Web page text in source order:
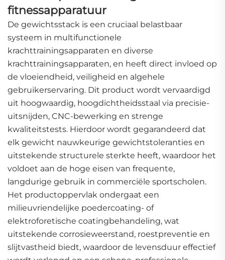
fitnessapparatuur
De gewichtsstack is een cruciaal belastbaar
systeem in multifunctionele
krachttrainingsapparaten en diverse
krachttrainingsapparaten, en heeft direct invloed op
de vloeiendheid, veiligheid en algehele
gebruikerservaring. Dit product wordt vervaardigd
uit hoogwaardig, hoogdichtheidsstaal via precisie-
uitsnijden, CNC-bewerking en strenge
kwaliteitstests. Hierdoor wordt gegarandeerd dat
elk gewicht nauwkeurige gewichtstoleranties en
uitstekende structurele sterkte heeft, waardoor het
voldoet aan de hoge eisen van frequente,
langdurige gebruik in commerciële sportscholen.
Het productoppervlak ondergaat een
milieuvriendelijke poedercoating- of
elektroforetische coatingbehandeling, wat
uitstekende corrosieweerstand, roestpreventie en
slijtvastheid biedt, waardoor de levensduur effectief